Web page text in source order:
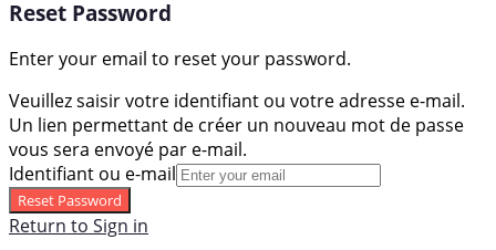
Reset Password
Enter your email to reset your password.
Veuillez saisir votre identifiant ou votre adresse e-mail.
Un lien permettant de créer un nouveau mot de passe
vous sera envoyé par e-mail.
Identifiant ou e-mail
Reset Password
Return to Sign in